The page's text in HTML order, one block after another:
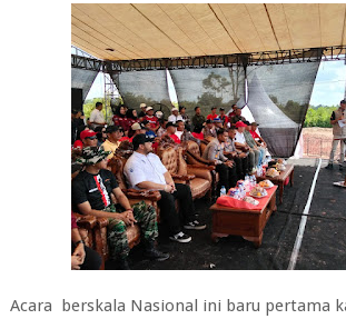
‎Acara berskala Nasional ini baru pertama